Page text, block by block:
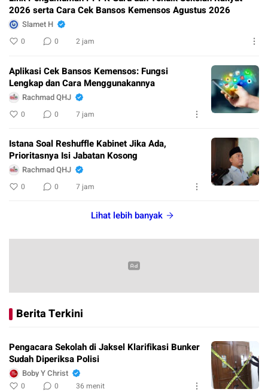
2026 serta Cara Cek Bansos Kemensos Agustus 2026
Slamet H
0 0 2 jam
Aplikasi Cek Bansos Kemensos: Fungsi
Lengkap dan Cara Menggunakannya
Rachmad QHJ
0 0 7 jam
Istana Soal Reshuffle Kabinet Jika Ada,
Prioritasnya Isi Jabatan Kosong
Rachmad QHJ
0 0 7 jam
Lihat lebih banyak
Berita Terkini
Pengacara Sekolah di Jaksel Klarifikasi Bunker
Sudah Diperiksa Polisi
Boby Y Christ
0 0 36 menit